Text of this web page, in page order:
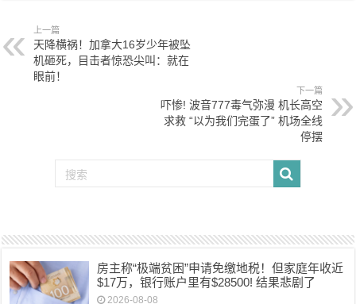
上一篇
天降横祸！加拿大16岁少年被坠
机砸死，目击者惊恐尖叫：就在
眼前！
下一篇
吓惨! 波音777毒气弥漫 机长高空
求救 “以为我们完蛋了” 机场全线
停摆
房主称“极端贫困”申请免缴地税！但家庭年收近
$17万，银行账户里有$28500! 结果悲剧了
2026-08-08